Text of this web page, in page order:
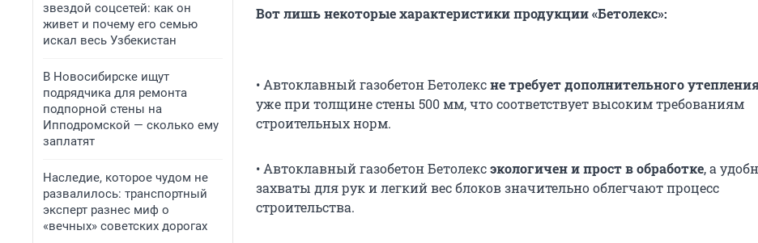
звездой соцсетей: как он
живет и почему его семью
искал весь Узбекистан
В Новосибирске ищут
подрядчика для ремонта
подпорной стены на
Ипподромской — сколько ему
заплатят
Наследие, которое чудом не
развалилось: транспортный
эксперт разнес миф о
«вечных» советских дорогах
Вот лишь некоторые характеристики продукции «Бетолекс»:
• Автоклавный газобетон Бетолексне требует дополнительного
уже при толщине стены 500 мм, что соответствует высоким требованиям
строительных норм.
• Автоклавный газобетон Бетолексэкологичен и прост в обработке, а
захваты для рук и легкий вес блоков значительно облегчают процесс
строительства.